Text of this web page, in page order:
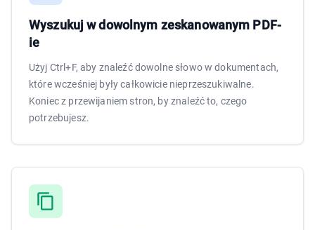
Wyszukuj w dowolnym zeskanowanym PDF-
ie
Użyj Ctrl+F, aby znaleźć dowolne słowo w dokumentach,
które wcześniej były całkowicie nieprzeszukiwalne.
Koniec z przewijaniem stron, by znaleźć to, czego
potrzebujesz.